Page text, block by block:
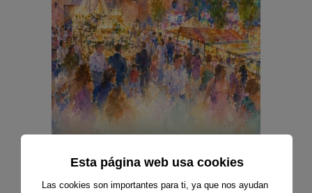
Esta página web usa cookies
Las cookies son importantes para ti, ya que nos ayudan